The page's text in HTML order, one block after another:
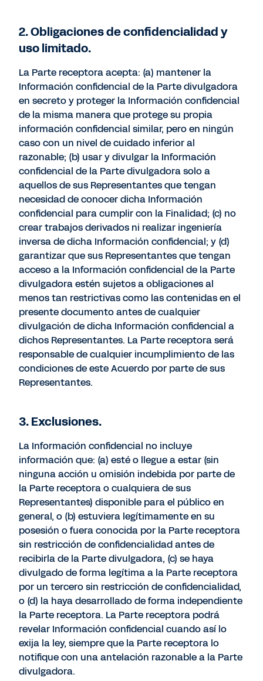
2. Obligaciones de confidencialidad y
uso limitado.
La Parte receptora acepta: (a) mantener la
Información confidencial de la Parte divulgadora
en secreto y proteger la Información confidencial
de la misma manera que protege su propia
información confidencial similar, pero en ningún
caso con un nivel de cuidado inferior al
razonable; (b) usar y divulgar la Información
confidencial de la Parte divulgadora solo a
aquellos de sus Representantes que tengan
necesidad de conocer dicha Información
confidencial para cumplir con la Finalidad; (c) no
crear trabajos derivados ni realizar ingeniería
inversa de dicha Información confidencial; y (d)
garantizar que sus Representantes que tengan
acceso a la Información confidencial de la Parte
divulgadora estén sujetos a obligaciones al
menos tan restrictivas como las contenidas en el
presente documento antes de cualquier
divulgación de dicha Información confidencial a
dichos Representantes. La Parte receptora será
responsable de cualquier incumplimiento de las
condiciones de este Acuerdo por parte de sus
Representantes.
3. Exclusiones.
La Información confidencial no incluye
información que: (a) esté o llegue a estar (sin
ninguna acción u omisión indebida por parte de
la Parte receptora o cualquiera de sus
Representantes) disponible para el público en
general, o (b) estuviera legítimamente en su
posesión o fuera conocida por la Parte receptora
sin restricción de confidencialidad antes de
recibirla de la Parte divulgadora, (c) se haya
divulgado de forma legítima a la Parte receptora
por un tercero sin restricción de confidencialidad,
o (d) la haya desarrollado de forma independiente
la Parte receptora. La Parte receptora podrá
revelar Información confidencial cuando así lo
exija la ley, siempre que la Parte receptora lo
notifique con una antelación razonable a la Parte
divulgadora.